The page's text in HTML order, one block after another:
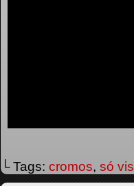
└ Tags: cromos, só